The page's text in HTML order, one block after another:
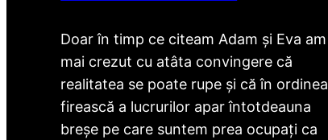
Doar în timp ce citeam Adam și Eva am
mai crezut cu atâta convingere că
realitatea se poate rupe și că în ordinea
firească a lucrurilor apar întotdeauna
breșe pe care suntem prea ocupați ca